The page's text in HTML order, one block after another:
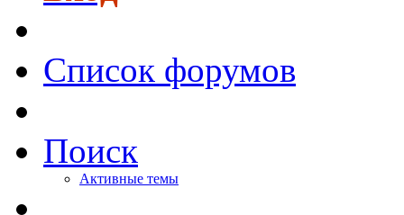
Список форумов
Поиск
Активные темы